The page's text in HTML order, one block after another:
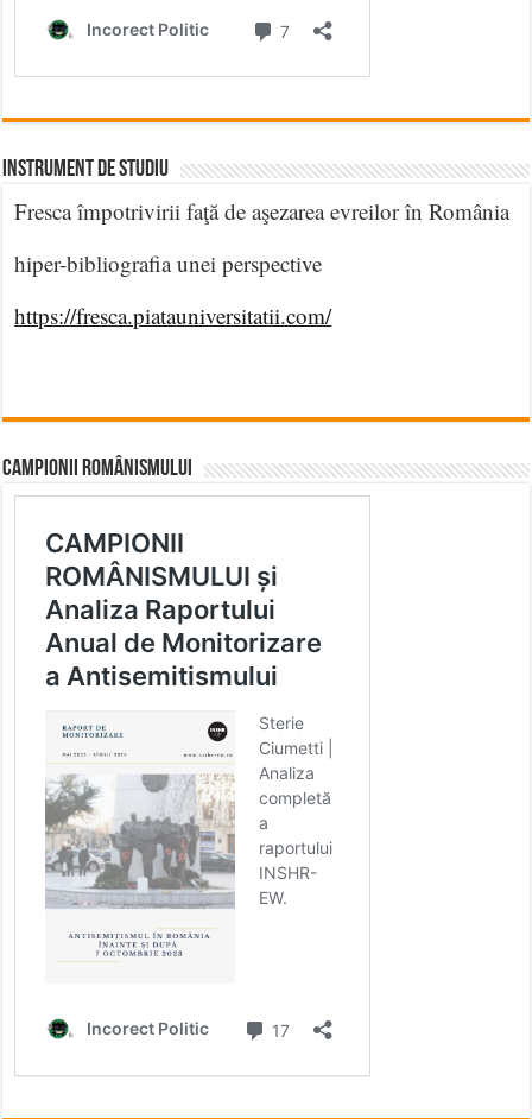
INSTRUMENT DE STUDIU
Fresca împotrivirii faţă de aşezarea evreilor în România
hiper-bibliografia unei perspective
https://fresca.piatauniversitatii.com/
CAMPIONII ROMÂNISMULUI